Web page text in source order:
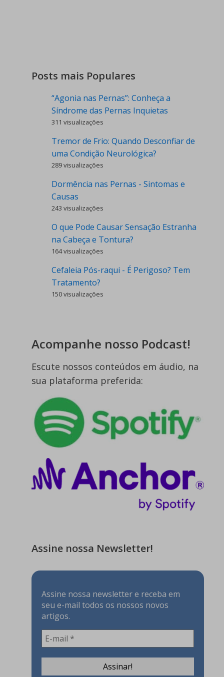
Posts mais Populares
“Agonia nas Pernas”: Conheça a
Síndrome das Pernas Inquietas
311 visualizações
Tremor de Frio: Quando Desconfiar de
uma Condição Neurológica?
289 visualizações
Dormência nas Pernas - Sintomas e
Causas
243 visualizações
O que Pode Causar Sensação Estranha
na Cabeça e Tontura?
164 visualizações
Cefaleia Pós-raqui - É Perigoso? Tem
Tratamento?
150 visualizações
Acompanhe nosso Podcast!
Escute nossos conteúdos em áudio, na
sua plataforma preferida:
Assine nossa Newsletter!
Assine nossa newsletter e receba em
seu e-mail todos os nossos novos
artigos.